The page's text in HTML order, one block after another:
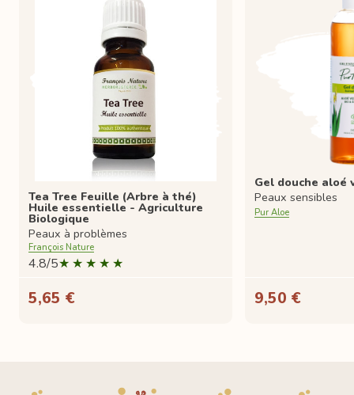
Tea Tree Feuille (Arbre à thé)
Huile essentielle - Agriculture
Biologique
Peaux à problèmes
François Nature
4.8/5
5,65 €
Gel douche aloé
Peaux sensibles
Pur Aloe
9,50 €